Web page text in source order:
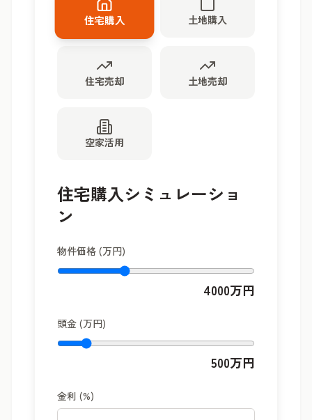
住宅購入 土地購入
住宅売却 土地売却
空家活用
住宅購入シミュレーショ
ン
物件価格 (万円)
4000万円
頭金 (万円)
500万円
金利 (%)